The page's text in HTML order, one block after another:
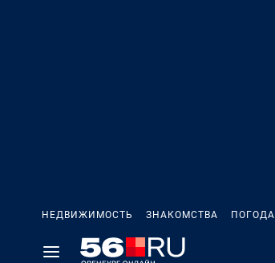
НЕДВИЖИМОСТЬ ЗНАКОМСТВА ПОГОДА